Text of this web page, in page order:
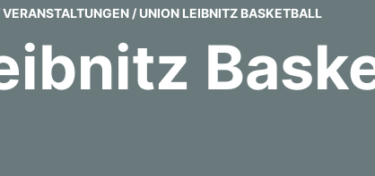
VERANSTALTUNGEN / UNION LEIBNITZ BASKETBALL